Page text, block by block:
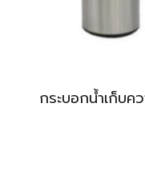
กระบอกน้ำเก็บค